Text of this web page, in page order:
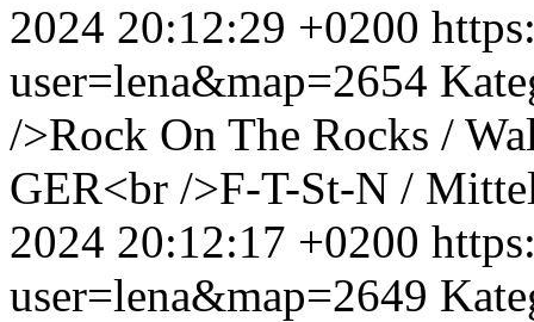
2024 20:12:29 +0200
user=lena&map=2654
/>Rock On The Rocks /
GER<br />F-T-St-N /
2024 20:12:17 +0200
user=lena&map=2649